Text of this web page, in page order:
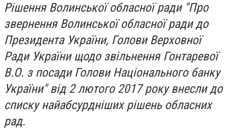
Рішення Волинської обласної ради "Про
звернення Волинської обласної ради до
Президента України, Голови Верховної
Ради України щодо звільнення Гонтаревої
В.О. з посади Голови Національного банку
України" від 2 лютого 2017 року внесли до
списку найабсурдніших рішень обласних
рад.